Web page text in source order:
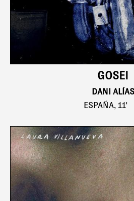
GOSEI
DANI ALÍAS
ESPAÑA, 11'